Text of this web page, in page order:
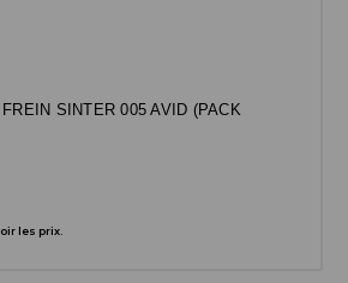
SINTER 005 AVID (PACK
les prix.